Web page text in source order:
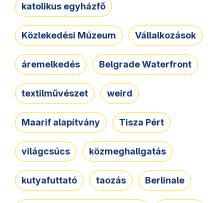
katolikus egyházfő
Közlekedési Múzeum Vállalkozások
áremelkedés Belgrade Waterfront
textilművészet weird
Maarif alapítvány Tisza Pért
világcsúcs közmeghallgatás
kutyafuttató taozás Berlinale